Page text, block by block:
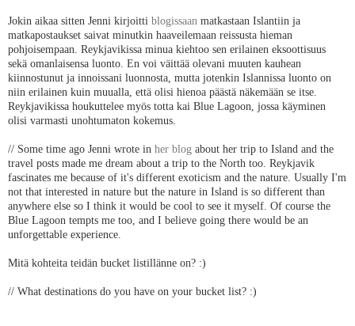
Jokin aikaa sitten Jenni kirjoitti blogissaan matkastaan Islantiin ja
matkapostaukset saivat minutkin haaveilemaan reissusta hieman
pohjoisempaan. Reykjavikissa minua kiehtoo sen erilainen eksoottisuus
sekä omanlaisensa luonto. En voi väittää olevani muuten kauhean
kiinnostunut ja innoissani luonnosta, mutta jotenkin Islannissa luonto on
niin erilainen kuin muualla, että olisi hienoa päästä näkemään se itse.
Reykjavikissa houkuttelee myös totta kai Blue Lagoon, jossa käyminen
olisi varmasti unohtumaton kokemus.
// Some time ago Jenni wrote in her blog about her trip to Island and the
travel posts made me dream about a trip to the North too. Reykjavik
fascinates me because of it's different exoticism and the nature. Usually I'm
not that interested in nature but the nature in Island is so different than
anywhere else so I think it would be cool to see it myself. Of course the
Blue Lagoon tempts me too, and I believe going there would be an
unforgettable experience.
Mitä kohteita teidän bucket listillänne on? :)
// What destinations do you have on your bucket list? :)